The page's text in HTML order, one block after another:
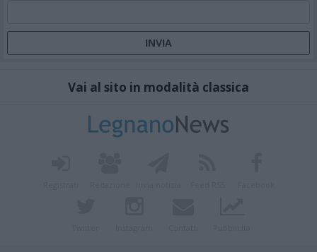
Vai al sito in modalità classica